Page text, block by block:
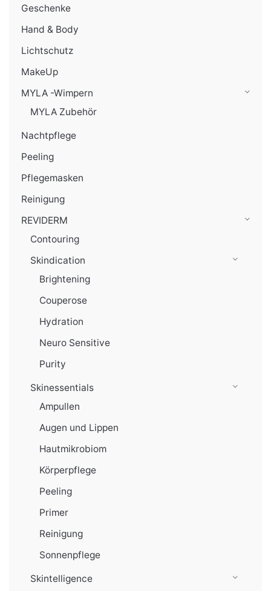
Geschenke
Hand & Body
Lichtschutz
MakeUp
MYLA -Wimpern
MYLA Zubehör
Nachtpflege
Peeling
Pflegemasken
Reinigung
REVIDERM
Contouring
Skindication
Brightening
Couperose
Hydration
Neuro Sensitive
Purity
Skinessentials
Ampullen
Augen und Lippen
Hautmikrobiom
Körperpflege
Peeling
Primer
Reinigung
Sonnenpflege
Skintelligence